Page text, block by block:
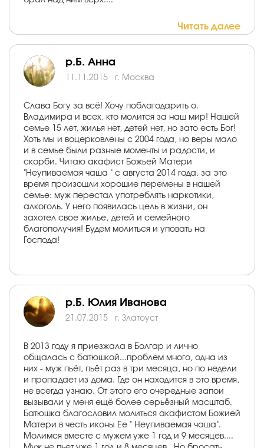
Читать далее
р.Б. Анна
11.11.2015 г. Москва
Слава Богу за всё! Хочу поблагодарить о.
Владимира и всех, кто молится за наш мир! Нашей
семье 15 лет, жилья нет, детей нет, но зато есть Бог!
Хоть мы и воцерковлены с 2004 года, но веры мало
и в семье были разные моменты и радости, и
скорби. Читаю акафист Божьей Матери
"Неупиваемая чаша " с августа 2014 года, за это
время произошли хорошие перемены в нашей
семье: муж перестал употреблять наркотики,
алкоголь. У него появилась цель в жизни, он
захотел свое жилье, детей и семейного
благополучия! Будем молиться и уповать на
Господа!
р.Б. Юлия Иванова
21.07.2015 г. Златоуст
В 2013 году я приезжала в Болгар и лично
общалась с батюшкой...проблем много, одна из
них - муж пьёт, пьёт раз в три месяца, но по недели
и пропадает из дома. Где он находится в это время,
не всегда узнаю. От этого его очередные запои
вызывали у меня ещё более серьёзный масштаб.
Батюшка благословил молиться акафистом Божией
Матери в честь иконы Ее " Неупиваемая чаша".
Молимся вместе с мужем уже 1 год и 9 месяцев....